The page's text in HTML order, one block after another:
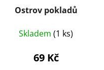
Ostrov pokladů
Skladem (1 ks)
69 Kč